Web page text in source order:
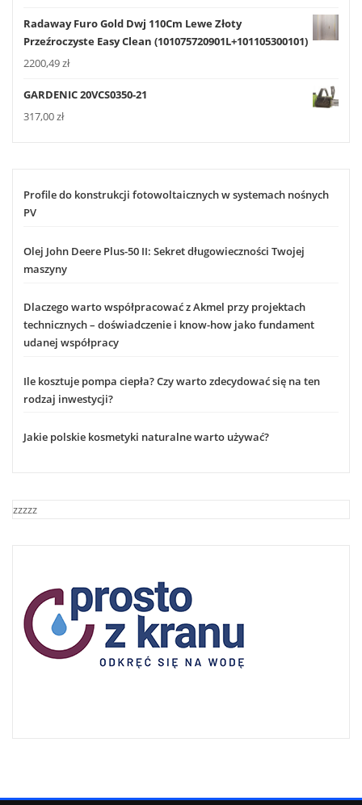
Radaway Furo Gold Dwj 110Cm Lewe Złoty
Przeźroczyste Easy Clean (101075720901L+101105300101)
2200,49zł
GARDENIC 20VCS0350-21
317,00zł
Profile do konstrukcji fotowoltaicznych w systemach nośnych
PV
Olej John Deere Plus-50 II: Sekret długowieczności Twojej
maszyny
Dlaczego warto współpracować z Akmel przy projektach
technicznych – doświadczenie i know-how jako fundament
udanej współpracy
Ile kosztuje pompa ciepła? Czy warto zdecydować się na ten
rodzaj inwestycji?
Jakie polskie kosmetyki naturalne warto używać?
zzzzz